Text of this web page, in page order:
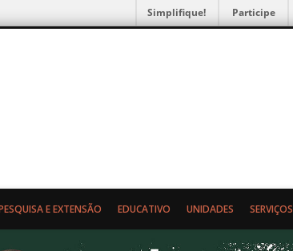
Simplifique! Participe
e Etnologia da UFPR
E EXTENSÃO EDUCATIVO UNIDADES SERVIÇOS